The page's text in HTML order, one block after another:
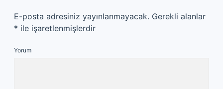
E-posta adresiniz yayınlanmayacak. Gerekli alanlar
* ile işaretlenmişlerdir
Yorum